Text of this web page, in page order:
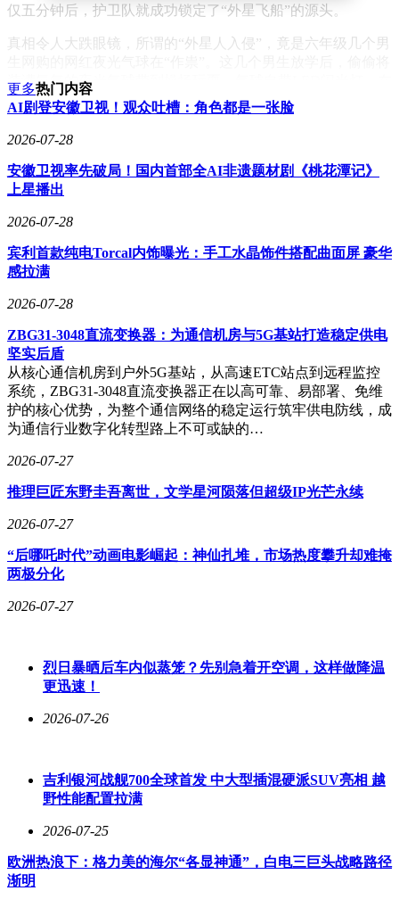
仅五分钟后，护卫队就成功锁定了“外星飞船”的源头。
真相令人大跌眼镜，所谓的“外星人入侵”，竟是六年级几个男
装满氦气的夜光气球带到操场玩耍。气球自带LED闪光灯，在
暮色中闪闪发光，他们松手后，气球便随风飘向高空，悬浮在
校园上空，远远望去，和科幻剧里的外星飞船毫无二致。
满了校园上空，把全校师生都吓得不轻，一场“外星人入侵”的
大型乌龙就此上演。林小雨立刻上前制止他们，几个男生却一
能有什么危险？”
汪汪护卫队见状，立刻开启硬核安全教育。墩墩一脸严肃地指
出：“高空漂浮物会遮挡视线、干扰校园空域，一旦飘入高压
电线，极易缠绕线路，引发短路、漏电甚至火灾事故，这是严
空，夜间光线刺眼，会误导师生视线，引发恐慌踩踏。而且氦
气球属于易燃易爆物品，靠近火源、电器设备，极易发生爆炸
燃烧，造成人身伤害和消防安全事故！”随意在校园高空放飞
漂浮物，还会影响校园环境，掉落的气球碎片、灯珠零件会造
成垃圾污染，甚至有零件坠落砸伤路人的风险。
闯了大祸，看着漫天飞舞的夜光气球，再也笑不出来了。随
球，清理现场隐患，彻底消除了校园上空的安全风险。
林小雨对着所有同学总结道：“很多看似好玩的网红玩具，都
暗藏安全隐患！不明高空漂浮物、易燃易爆玩具、无安全认证
的网红产品，都不能随意带入校园玩耍，安全永远比好玩重
生动的校园安全课。
更多热门内容
AI剧登安徽卫视！观众吐槽：角色都是一张脸
2026-07-28
安徽卫视率先破局！国内首部全AI非遗题材剧《桃花潭记》
上星播出
2026-07-28
宾利首款纯电Torcal内饰曝光：手工水晶饰件搭配曲面屏 豪华
感拉满
2026-07-28
ZBG31-3048直流变换器：为通信机房与5G基站打造稳定供电
坚实后盾
从核心通信机房到户外5G基站，从高速ETC站点到远程监控
系统，ZBG31-3048直流变换器正在以高可靠、易部署、免维
护的核心优势，为整个通信网络的稳定运行筑牢供电防线，成
为通信行业数字化转型路上不可或缺的…
2026-07-27
推理巨匠东野圭吾离世，文学星河陨落但超级IP光芒永续
2026-07-27
“后哪吒时代”动画电影崛起：神仙扎堆，市场热度攀升却难掩
两极分化
2026-07-27
烈日暴晒后车内似蒸笼？先别急着开空调，这样做降温
更迅速！
2026-07-26
吉利银河战舰700全球首发 中大型插混硬派SUV亮相 越
野性能配置拉满
2026-07-25
欧洲热浪下：格力美的海尔“各显神通”，白电三巨头战略路径
渐明